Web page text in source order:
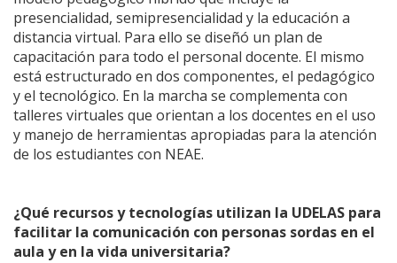
presencialidad, semipresencialidad y la educación a
distancia virtual. Para ello se diseñó un plan de
capacitación para todo el personal docente. El mismo
está estructurado en dos componentes, el pedagógico
y el tecnológico. En la marcha se complementa con
talleres virtuales que orientan a los docentes en el uso
y manejo de herramientas apropiadas para la atención
de los estudiantes con NEAE.
¿Qué recursos y tecnologías utilizan la UDELAS para
facilitar la comunicación con personas sordas en el
aula y en la vida universitaria?